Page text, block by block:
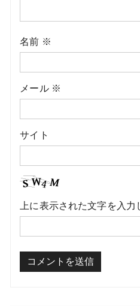
名前 ※
メール ※
サイト
上に表示された文字を入力